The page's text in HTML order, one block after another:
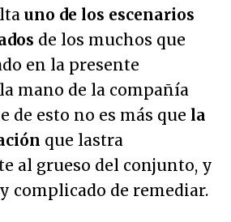
uno de los escenarios
de los muchos que
en la presente
mano de la compañía
de esto no es más que la
que lastra
al grueso del conjunto, y
complicado de remediar.